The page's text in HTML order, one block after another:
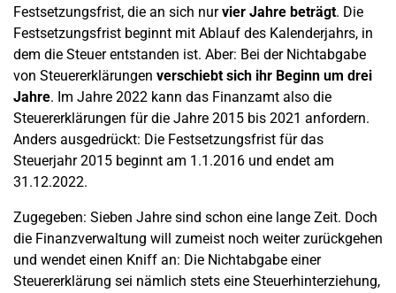
Festsetzungsfrist, die an sich nurvier Jahre beträgt. Die
Festsetzungsfrist beginnt mit Ablauf des Kalenderjahrs, in
dem die Steuer entstanden ist. Aber: Bei der Nichtabgabe
von Steuererklärungen verschiebt sich ihr Beginn um drei
Jahre. Im Jahre 2022 kann das Finanzamt also die
Steuererklärungen für die Jahre 2015 bis 2021 anfordern.
Anders ausgedrückt: Die Festsetzungsfrist für das
Steuerjahr 2015 beginnt am 1.1.2016 und endet am
31.12.2022.
Zugegeben: Sieben Jahre sind schon eine lange Zeit. Doch
die Finanzverwaltung will zumeist noch weiter zurückgehen
und wendet einen Kniff an: Die Nichtabgabe einer
Steuererklärung sei nämlich stets eine Steuerhinterziehung,